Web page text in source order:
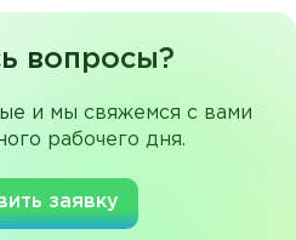
вопросы?
и мы свяжемся с вами
рабочего дня.
заявку